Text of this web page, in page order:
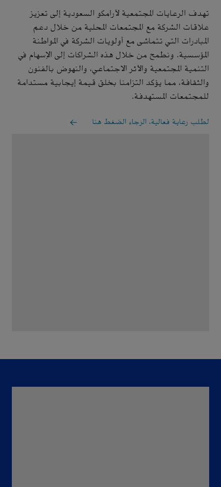
تهدف الرعايات المجتمعية لأرامكو السعودية إلى تعزيز
علاقات الشركة مع المجتمعات المحلية من خلال دعم
المبادرات التي تتماشى مع أولويات الشركة في المواطنة
المؤسسية. ونطمح من خلال هذه الشراكات إلى الإسهام في
التنمية المجتمعية والأثر الاجتماعي، والنهوض بالفنون
والثقافة، مما يؤكد التزامنا بخلق قيمة إيجابية مستدامة
للمجتمعات المستهدفة.
لطلب رعاية فعالية، الرجاء الضغط هنا